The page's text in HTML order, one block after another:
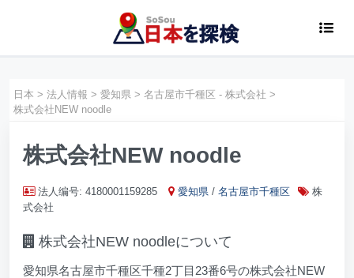
日本 > 法人情報 > 愛知県 > 名古屋市千種区 - 株式会社 >
株式会社NEW noodle
株式会社NEW noodle
法人编号: 4180001159285 愛知県 / 名古屋市千種区
株
式会社
株式会社NEW noodleについて
愛知県名古屋市千種区千種2丁目23番6号の株式会社NEW